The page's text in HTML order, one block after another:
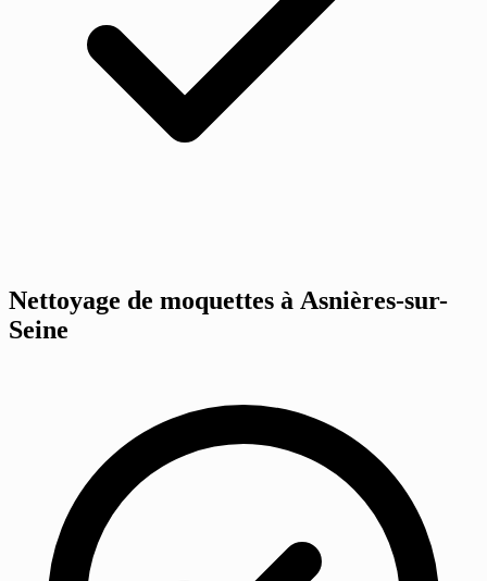
Nettoyage de moquettes à Asnières-sur-
Seine